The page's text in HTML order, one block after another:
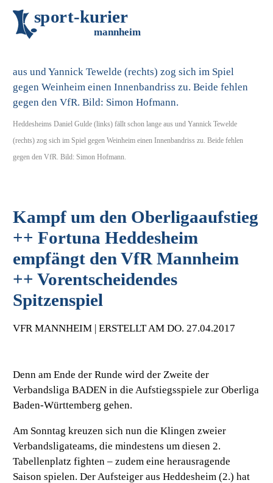
sport-kurier
mannheim
Heddesheims Daniel Gulde (links) fällt schon lange aus und Yannick Tewelde
(rechts) zog sich im Spiel gegen Weinheim einen Innenbandriss zu. Beide fehlen
gegen den VfR. Bild: Simon Hofmann.
Kampf um den Oberligaaufstieg
++ Fortuna Heddesheim
empfängt den VfR Mannheim
++ Vorentscheidendes
Spitzenspiel
VFR MANNHEIM | ERSTELLT AM DO. 27.04.2017
Denn am Ende der Runde wird der Zweite der
Verbandsliga BADEN in die Aufstiegsspiele zur Oberliga
Baden-Württemberg gehen.
Am Sonntag kreuzen sich nun die Klingen zweier
Verbandsligateams, die mindestens um diesen 2.
Tabellenplatz fighten – zudem eine herausragende
Saison spielen. Der Aufsteiger aus Heddesheim (2.) hat